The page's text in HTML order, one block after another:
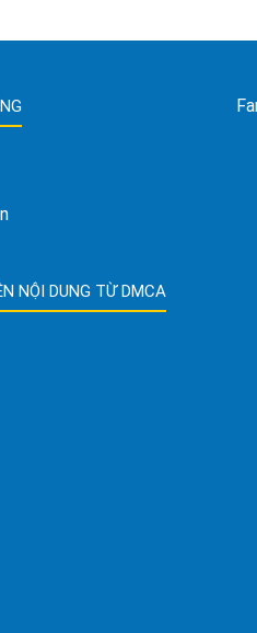
NỘI DUNG TỪ DMCA